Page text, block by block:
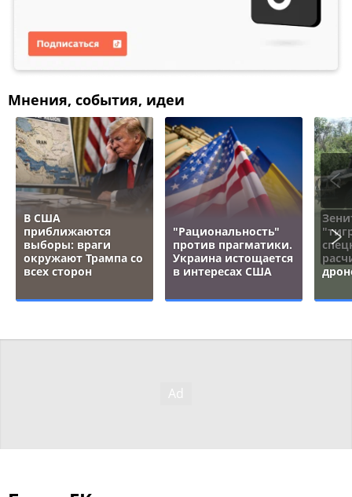
Мнения, события, идеи
В США
приближаются
выборы: враги
окружают Трампа со
всех сторон
"Рациональность"
против прагматики.
Украина истощается
в интересах США